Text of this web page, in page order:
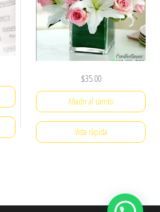
$35.00
Añadir al carrito
Vista rápida